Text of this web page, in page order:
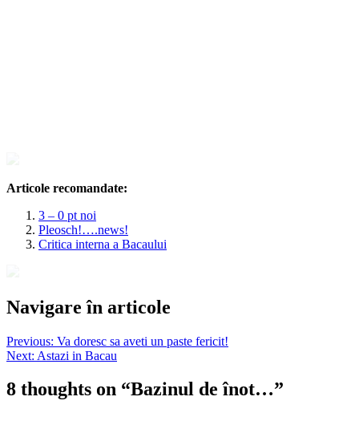
Articole recomandate:
3 – 0 pt noi
Pleosch!….news!
Critica interna a Bacaului
Navigare în articole
Previous: Va doresc sa aveti un paste fericit!
Next: Astazi in Bacau
8 thoughts on “Bazinul de înot…”